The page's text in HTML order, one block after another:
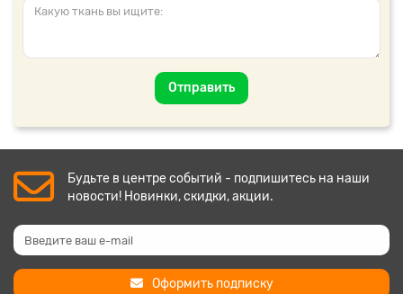
Отправить
Будьте в центре событий - подпишитесь на наши
новости! Новинки, скидки, акции.
Оформить подписку